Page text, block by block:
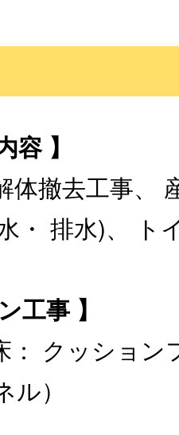
容 】
体撤去工事、
・ 排水)、 ト
工事 】
： クッション
）